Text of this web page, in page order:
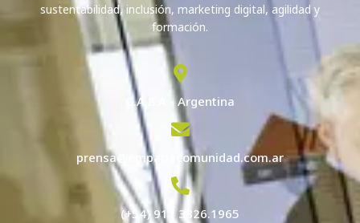
sustentabilidad, inclusión, marketing digital, agilidad y
formación.
C.A.B.A - Argentina
prensa@empatiacomunidad.com.ar
(+54) 911 3826.1965